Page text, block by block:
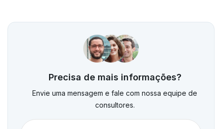
Precisa de mais informações?
Envie uma mensagem e fale com nossa equipe de
consultores.